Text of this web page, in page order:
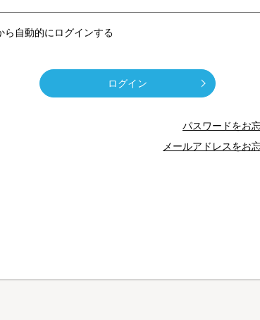
ら自動的にログインする
ログイン
パスワードをお
メールアドレスをお